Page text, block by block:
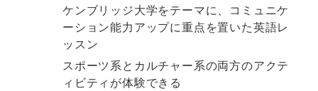
ケンブリッジ大学をテーマに、コミュニケ
ーション能力アップに重点を置いた英語レ
ッスン
スポーツ系とカルチャー系の両方のアクテ
ィビティが体験できる